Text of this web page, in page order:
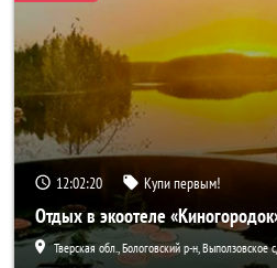
12:02:19 Купи первым!
Отдых в экоотеле
Тверская обл., Бологовский р-н, Выползовское